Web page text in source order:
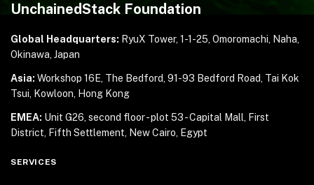
UnchainedStack Foundation
Global Headquarters: RyuX Tower, 1-1-25, Omoromachi, Naha,
Okinawa, Japan
Asia: Workshop 16E, The Bedford, 91-93 Bedford Road, Tai Kok
Tsui, Kowloon, Hong Kong
EMEA: Unit G26, second floor - plot 53 - Capital Mall,
First
District, Fifth Settlement, New Cairo, Egypt
SERVICES